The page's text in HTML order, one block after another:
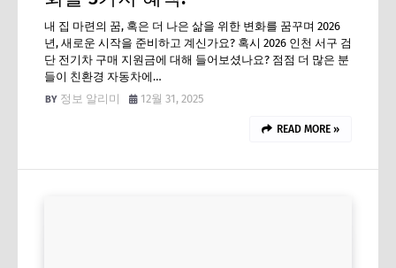
내 집 마련의 꿈, 혹은 더 나은 삶을 위한 변화를 꿈꾸며 2026
년, 새로운 시작을 준비하고 계신가요? 혹시 2026 인천 서구 검
단 전기차 구매 지원금에 대해 들어보셨나요? 점점 더 많은 분
들이 친환경 자동차에…
정보 알리미
12월 31, 2025
READ MORE »